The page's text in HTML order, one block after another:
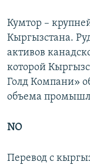
Кумтор –
Кыргызстана.
активов
которой
Голд Компани»
объема
NO
Перевод с